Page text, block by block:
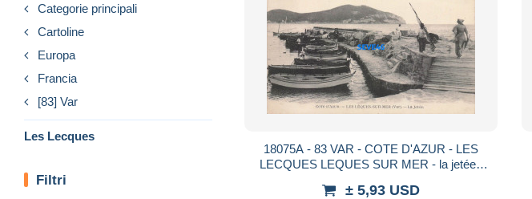
Categorie principali
Cartoline
Europa
Francia
[83] Var
Les Lecques
Filtri
18075A - 83 VAR - COTE D'AZUR - LES
LECQUES LEQUES SUR MER - la jetée -
± 5,93 USD